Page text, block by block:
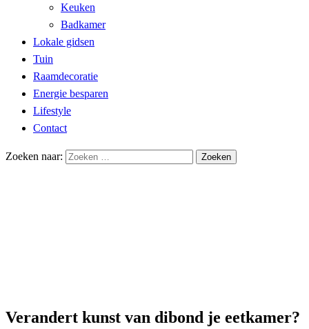
Keuken
Badkamer
Lokale gidsen
Tuin
Raamdecoratie
Energie besparen
Lifestyle
Contact
Zoeken naar:
Verandert kunst van dibond je eetkamer?